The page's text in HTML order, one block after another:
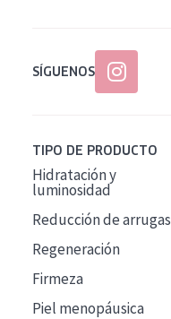
SÍGUENOS
TIPO DE PRODUCTO
Hidratación y
luminosidad
Reducción de arrugas
Regeneración
Firmeza
Piel menopáusica